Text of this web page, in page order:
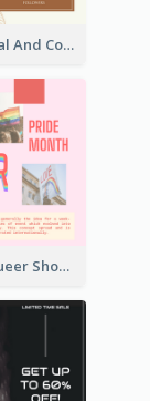
Brown Floral And Coffee Followers Instagram Post
Rainbow Queer Shoutout Instagram Design Templates